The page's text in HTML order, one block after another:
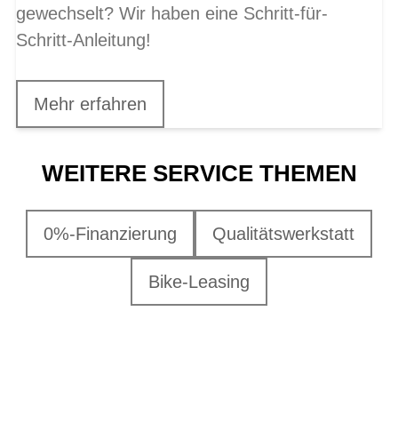
gewechselt? Wir haben eine Schritt-für-
Schritt-Anleitung!
Mehr erfahren
WEITERE SERVICE THEMEN
0%-Finanzierung Qualitätswerkstatt
Bike-Leasing